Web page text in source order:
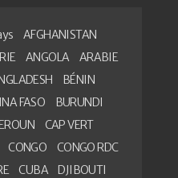
AFGHANISTAN
ANGOLA
ARABIE
BÉNIN
FASO
BURUNDI
CAP VERT
CONGO
CONGO RDC
CUBA
DJIBOUTI